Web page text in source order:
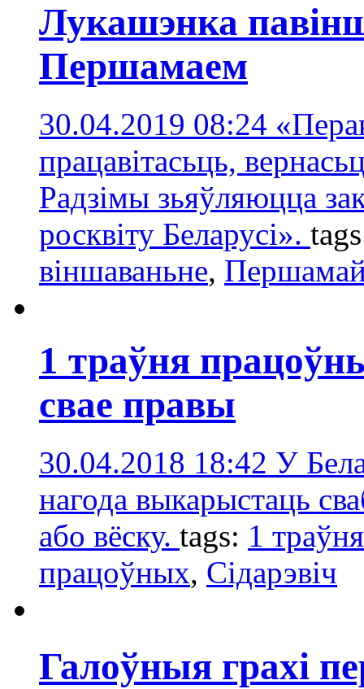
Лукашэнка
Першамаем
30.04.2019 08:24
працавітасьць,
Радзімы зьяўляюцца
росквіту Беларусі».
віншаваньне,
1 траўня
свае правы
30.04.2018 18:42 У
нагода выкарыстаць
або вёску. tags: 1 траўня
працоўных, Сідарэвіч
Галоўныя грахі